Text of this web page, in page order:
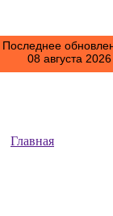
Последнее
08 августа
Главная